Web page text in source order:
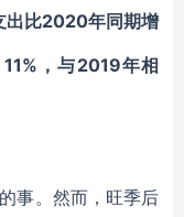
出比2020年同期增
，与2019年相
事。然而，旺季后